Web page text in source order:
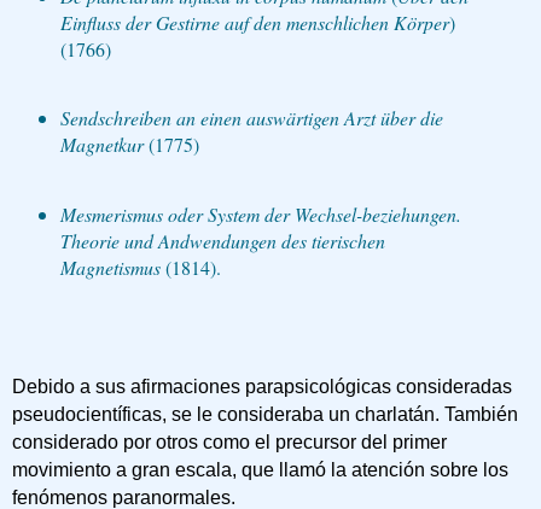
Einfluss der Gestirne auf den menschlichen Körper)
(1766)
Sendschreiben an einen auswärtigen Arzt über die
Magnetkur(1775)
Mesmerismus oder System der Wechsel-beziehungen.
Theorie und Andwendungen des tierischen
Magnetismus(1814).
Debido a sus afirmaciones parapsicológicas consideradas
pseudocientíficas, se le consideraba un charlatán. También
considerado por otros como el precursor del primer
movimiento a gran escala, que llamó la atención sobre los
fenómenos paranormales.